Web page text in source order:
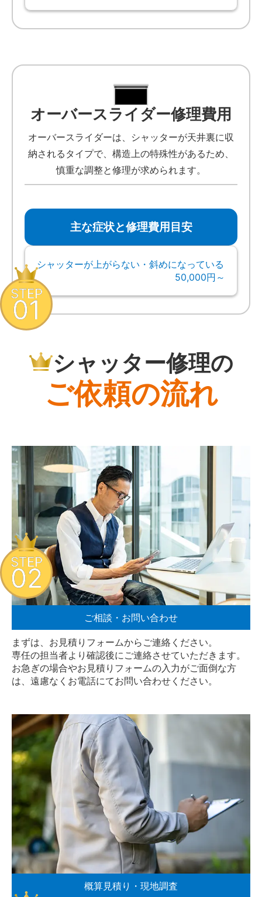
オーバースライダー修理費用
オーバースライダーは、シャッターが天井裏に収
納されるタイプで、構造上の特殊性があるため、
慎重な調整と修理が求められます。
主な症状と修理費用目安
シャッターが上がらない・斜めになっている
50,000円～
シャッター修理の
ご依頼の流れ
STEP
01
ご相談・お問い合わせ
まずは、お見積りフォームからご連絡ください。
専任の担当者より確認後にご連絡させていただきます。
お急ぎの場合やお見積りフォームの入力がご面倒な方
は、遠慮なく お電話にてお問い合わせください。
STEP
02
概算見積り・現地調査